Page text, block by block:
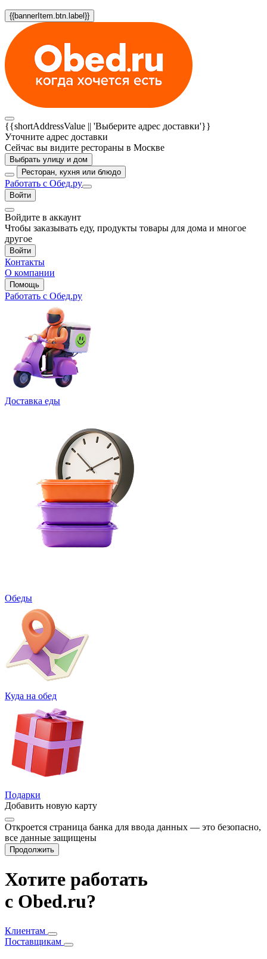
{{bannerItem.btn.label}}
{{shortAddressValue || 'Выберите адрес доставки'}}
Уточните адрес доставки
Сейчас вы видите рестораны в Москве
Выбрать улицу и дом
Ресторан, кухня или блюдо
Работать с Обед.ру
Войти
Войдите в аккаунт
Чтобы заказывать еду, продукты товары для дома и многое
другое
Войти
Контакты
О компании
Помощь
Работать с Обед.ру
Доставка еды
Обеды
Куда на обед
Подарки
Добавить новую карту
Откроется страница банка для ввода данных — это безопасно,
все данные защищены
Продолжить
Хотите работать
с Obed.ru?
Клиентам
Поставщикам